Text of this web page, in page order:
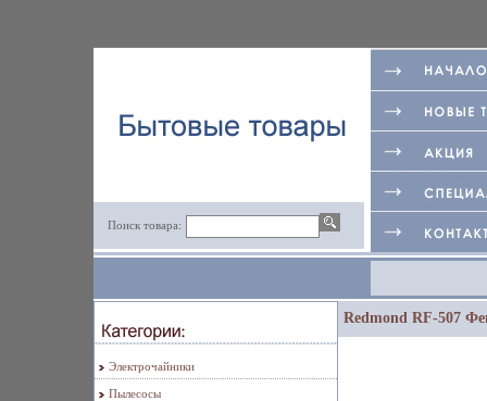
Поиск товара:
Электрочайники
Пылесосы
Redmond RF-507